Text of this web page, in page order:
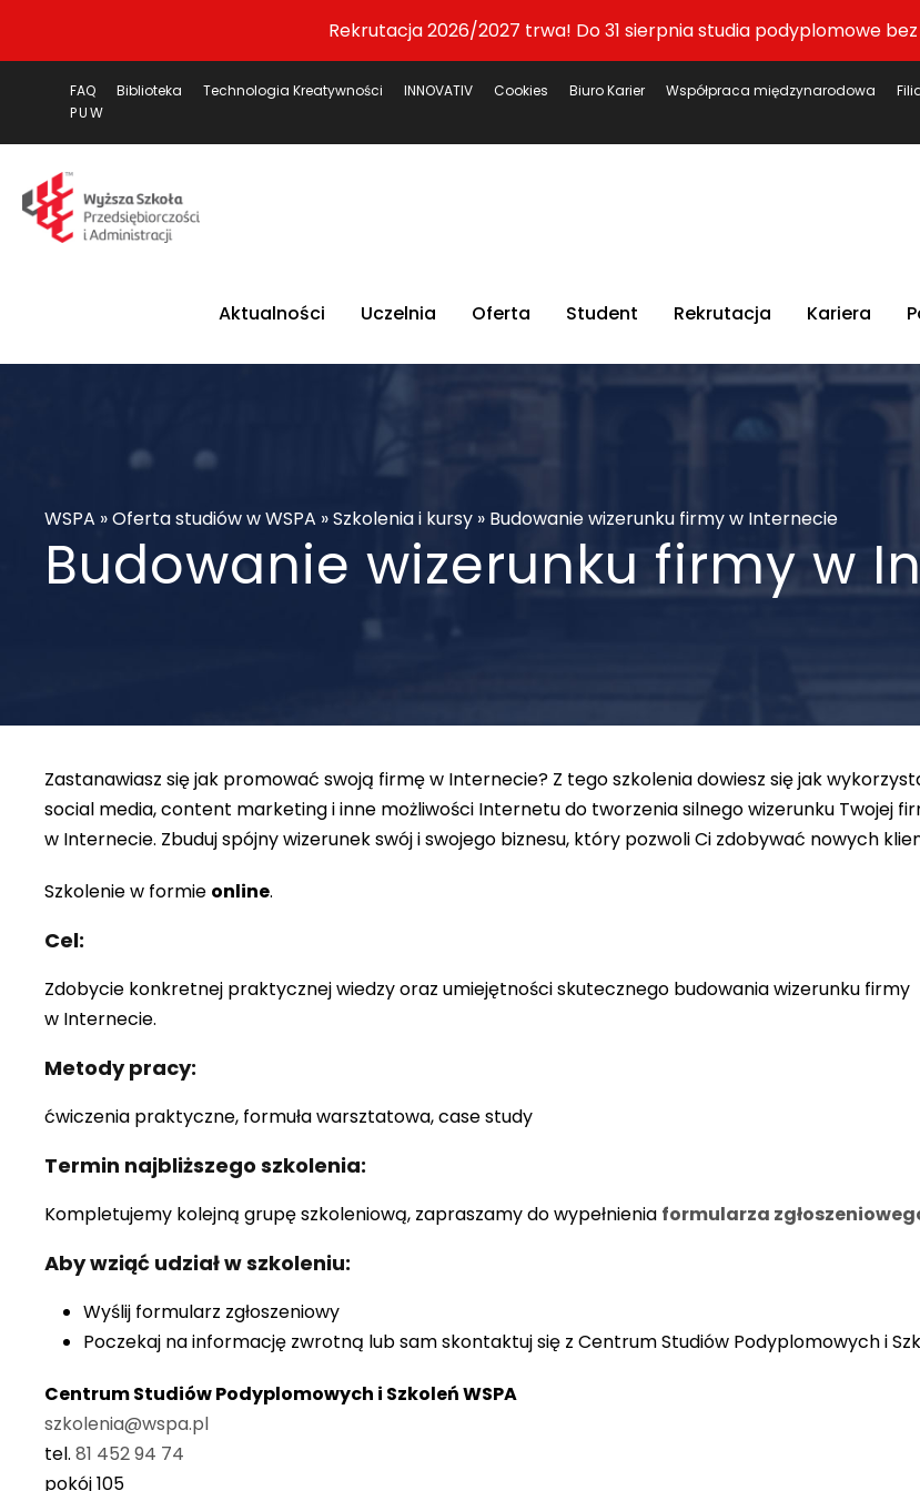
Rekrutacja 2026/2027 trwa! Do 31 sierpnia studia podyplomowe
FAQ Biblioteka Technologia Kreatywności INNOVATIV Cookies Biuro Karier Współpraca międzynarodowa
PUW
Aktualności Uczelnia Oferta Student Rekrutacja Kariera
WSPA »Oferta studiów w WSPA »Szkolenia i kursy » Budowanie wizerunku firmy w Internecie
Budowanie wizerunku firmy w
Zastanawiasz się jak promować swoją firmę w Internecie? Z tego szkolenia dowiesz się jak
social media, content marketing i inne możliwości Internetu do tworzenia silnego wizerunku Twojej
w Internecie. Zbuduj spójny wizerunek swój i swojego biznesu, który pozwoli Ci zdobywać nowych
Szkolenie w formie online.
Cel:
Zdobycie konkretnej praktycznej wiedzy oraz umiejętności skutecznego budowania wizerunku firmy
w Internecie.
Metody pracy:
ćwiczenia praktyczne, formuła warsztatowa, case study
Termin najbliższego szkolenia:
Kompletujemy kolejną grupę szkoleniową, zapraszamy do wypełnienia formularza
Aby wziąć udział w szkoleniu:
Wyślij formularz zgłoszeniowy
Poczekaj na informację zwrotną lub sam skontaktuj się z Centrum Studiów Podyplomowych i
Centrum Studiów Podyplomowych i Szkoleń WSPA
szkolenia@wspa.pl
tel. 81 452 94 74
pokój 105